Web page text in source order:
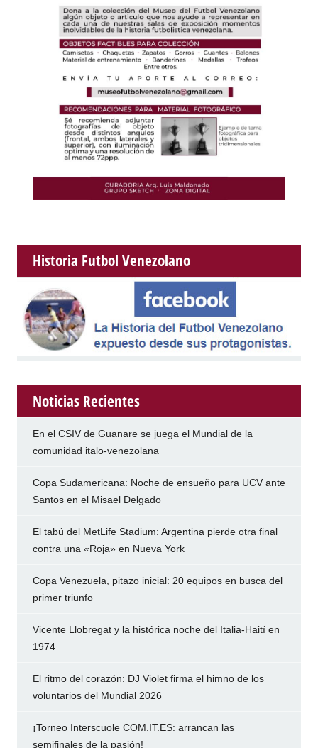
Historia Futbol Venezolano
Noticias Recientes
En el CSIV de Guanare se juega el Mundial de la
comunidad italo-venezolana
Copa Sudamericana: Noche de ensueño para UCV ante
Santos en el Misael Delgado
El tabú del MetLife Stadium: Argentina pierde otra final
contra una «Roja» en Nueva York
Copa Venezuela, pitazo inicial: 20 equipos en busca del
primer triunfo
Vicente Llobregat y la histórica noche del Italia-Haití en
1974
El ritmo del corazón: DJ Violet firma el himno de los
voluntarios del Mundial 2026
¡Torneo Interscuole COM.IT.ES: arrancan las
semifinales de la pasión!